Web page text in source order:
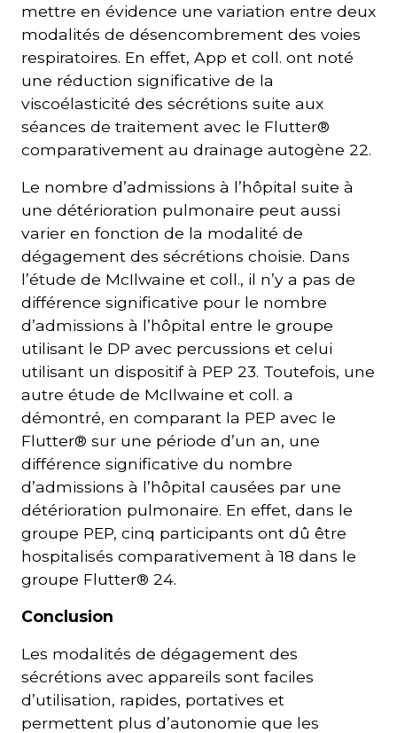
mettre en évidence une variation entre deux
modalités de désencombrement des voies
respiratoires. En effet, App et coll. ont noté
une réduction significative de la
viscoélasticité des sécrétions suite aux
séances de traitement avec le Flutter®
comparativement au drainage autogène 22.
Le nombre d’admissions à l’hôpital suite à
une détérioration pulmonaire peut aussi
varier en fonction de la modalité de
dégagement des sécrétions choisie. Dans
l’étude de McIlwaine et coll., il n’y a pas de
différence significative pour le nombre
d’admissions à l’hôpital entre le groupe
utilisant le DP avec percussions et celui
utilisant un dispositif à PEP 23. Toutefois, une
autre étude de McIlwaine et coll. a
démontré, en comparant la PEP avec le
Flutter® sur une période d’un an, une
différence significative du nombre
d’admissions à l’hôpital causées par une
détérioration pulmonaire. En effet, dans le
groupe PEP, cinq participants ont dû être
hospitalisés comparativement à 18 dans le
groupe Flutter® 24.
Conclusion
Les modalités de dégagement des
sécrétions avec appareils sont faciles
d’utilisation, rapides, portatives et
permettent plus d’autonomie que les